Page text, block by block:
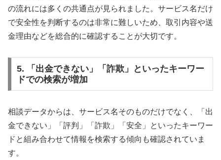
の流れには多くの共通点が見られました。サービス名だけ
で安全性を判断するのは非常に難しいため、取引内容や送
金理由などを総合的に確認することが大切です。
5. 「出金できない」「詐欺」といったキーワー
ドでの検索が増加
相談データからは、サービス名そのものだけでなく、「出
金できない」「評判」「詐欺」「安全」といったキーワー
ドと組み合わせて情報を検索する傾向も確認されていま
す。